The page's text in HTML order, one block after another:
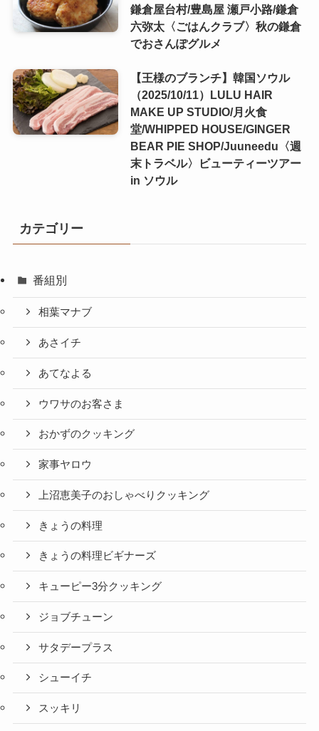
鎌倉屋台村/豊島屋 瀬戸小路/鎌倉
六弥太〈ごはんクラブ〉秋の鎌倉
でおさんぽグルメ
【王様のブランチ】韓国ソウル
（2025/10/11）LULU HAIR
MAKE UP STUDIO/月火食
堂/WHIPPED HOUSE/GINGER
BEAR PIE SHOP/Juuneedu〈週
末トラベル〉ビューティーツアー
in ソウル
カテゴリー
番組別
相葉マナブ
あさイチ
あてなよる
ウワサのお客さま
おかずのクッキング
家事ヤロウ
上沼恵美子のおしゃべりクッキング
きょうの料理
きょうの料理ビギナーズ
キューピー3分クッキング
ジョブチューン
サタデープラス
シューイチ
スッキリ